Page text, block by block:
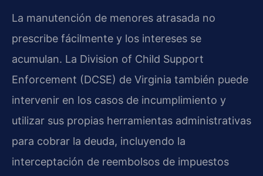
La manutención de menores atrasada no
prescribe fácilmente y los intereses se
acumulan. La Division of Child Support
Enforcement (DCSE) de Virginia también puede
intervenir en los casos de incumplimiento y
utilizar sus propias herramientas administrativas
para cobrar la deuda, incluyendo la
interceptación de reembolsos de impuestos